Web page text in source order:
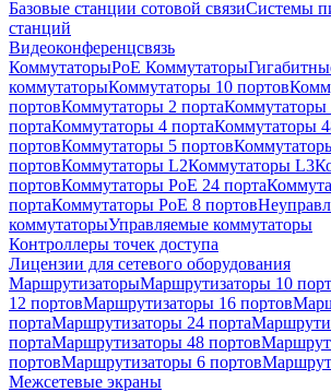
Базовые станции сотовой связиСистемы
станций
Видеоконференцсвязь
КоммутаторыPoE Коммутаторы
коммутаторыКоммутаторы 10 портов
портовКоммутаторы 2 портаКоммутаторы
портаКоммутаторы 4 портаКоммутаторы
портовКоммутаторы 5 портов
портовКоммутаторы L2Коммутаторы L3
портовКоммутаторы PoE 24 порта
портаКоммутаторы PoE 8 портов
коммутаторыУправляемые коммутаторы
Контроллеры точек доступа
Лицензии для сетевого оборудования
МаршрутизаторыМаршрутизаторы 10
12 портовМаршрутизаторы 16 портов
портаМаршрутизаторы 24 порта
портаМаршрутизаторы 48 портов
портовМаршрутизаторы 6 портов
Межсетевые экраны